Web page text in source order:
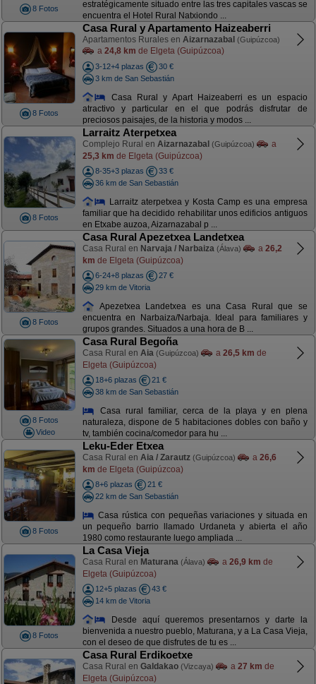
8 Fotos
estratégicamente situado entre las tres capitales vascas se
encuentra el Hotel Rural Natxiondo ...
8 Fotos
Casa Rural y Apartamento Haizeaberri
Apartamentos Rurales en Aizarnazabal (Guipúzcoa)
a 24,8 km de Elgeta (Guipúzcoa)
3-12+4 plazas
30 €
3 km de San Sebastián
Casa Rural y Apart Haizeaberri es un espacio
atractivo y particular en el que podrás disfrutar de
preciosos paisajes, de la historia y modos ...
8 Fotos
Larraitz Aterpetxea
Complejo Rural en Aizarnazabal (Guipúzcoa)
a
25,3 km de Elgeta (Guipúzcoa)
8-35+3 plazas
33 €
36 km de San Sebastián
Larraitz aterpetxea y Kosta Camp es una empresa
familiar que ha decidido rehabilitar unos edificios antiguos
en Etxabe auzoa, Aizarnazabal p ...
8 Fotos
Casa Rural Apezetxea Landetxea
Casa Rural en Narvaja / Narbaiza (Álava) a 26,2
km de Elgeta (Guipúzcoa)
6-24+8 plazas
27 €
29 km de Vitoria
Apezetxea Landetxea es una Casa Rural que se
encuentra en Narbaiza/Narbaja. Ideal para familiares y
grupos grandes. Situados a una hora de B ...
8 Fotos
Video
Casa Rural Begoña
Casa Rural en Aia (Guipúzcoa) a 26,5 km de
Elgeta (Guipúzcoa)
18+6 plazas
21 €
38 km de San Sebastián
Casa rural familiar, cerca de la playa y en plena
naturaleza, dispone de 5 habitaciones dobles con baño y
tv, también cocina/comedor para hu ...
8 Fotos
Leku-Eder Etxea
Casa Rural en Aia / Zarautz (Guipúzcoa) a 26,6
km de Elgeta (Guipúzcoa)
8+6 plazas
21 €
22 km de San Sebastián
Casa rústica con pequeñas variaciones y situada en
un pequeño barrio llamado Urdaneta y abierta el año
1980 como restaurante luego ampliada ...
8 Fotos
La Casa Vieja
Casa Rural en Maturana (Álava) a 26,9 km de
Elgeta (Guipúzcoa)
12+5 plazas
43 €
14 km de Vitoria
Desde aquí queremos presentarnos y darte la
bienvenida a nuestro pueblo, Maturana, y a La Casa Vieja,
con el deseo de que disfrutes de tu es ...
Casa Rural Erdikoetxe
Casa Rural en Galdakao (Vizcaya) a 27 km de
Elgeta (Guipúzcoa)